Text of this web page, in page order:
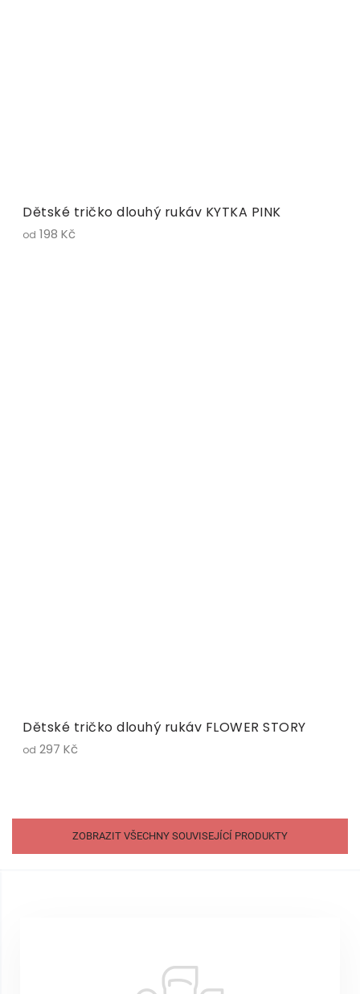
Dětské tričko dlouhý rukáv KYTKA PINK
od 198 Kč
Dětské tričko dlouhý rukáv FLOWER STORY
od 297 Kč
ZOBRAZIT VŠECHNY SOUVISEJÍCÍ PRODUKTY